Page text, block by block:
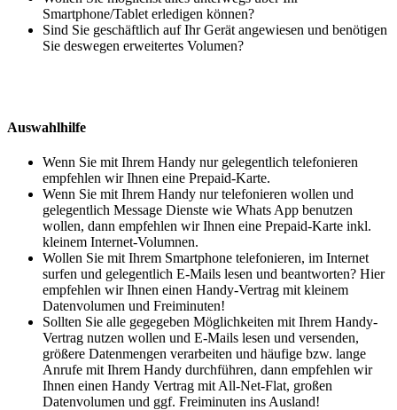
Smartphone/Tablet erledigen können?
Sind Sie geschäftlich auf Ihr Gerät angewiesen und benötigen
Sie deswegen erweitertes Volumen?
Auswahlhilfe
Wenn Sie mit Ihrem Handy nur gelegentlich telefonieren
empfehlen wir Ihnen eine Prepaid-Karte.
Wenn Sie mit Ihrem Handy nur telefonieren wollen und
gelegentlich Message Dienste wie Whats App benutzen
wollen, dann empfehlen wir Ihnen eine Prepaid-Karte inkl.
kleinem Internet-Volumnen.
Wollen Sie mit Ihrem Smartphone telefonieren, im Internet
surfen und gelegentlich E-Mails lesen und beantworten? Hier
empfehlen wir Ihnen einen Handy-Vertrag mit kleinem
Datenvolumen und Freiminuten!
Sollten Sie alle gegegeben Möglichkeiten mit Ihrem Handy-
Vertrag nutzen wollen und E-Mails lesen und versenden,
größere Datenmengen verarbeiten und häufige bzw. lange
Anrufe mit Ihrem Handy durchführen, dann empfehlen wir
Ihnen einen Handy Vertrag mit All-Net-Flat, großen
Datenvolumen und ggf. Freiminuten ins Ausland!